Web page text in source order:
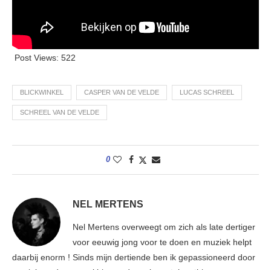
Post Views: 522
BLICKWINKEL CASPER VAN DE VELDE LUCAS SCHREEL
SCHREEL VAN DE VELDE
0
NEL MERTENS
Nel Mertens overweegt om zich als late dertiger
voor eeuwig jong voor te doen en muziek helpt
daarbij enorm ! Sinds mijn dertiende ben ik gepassioneerd door